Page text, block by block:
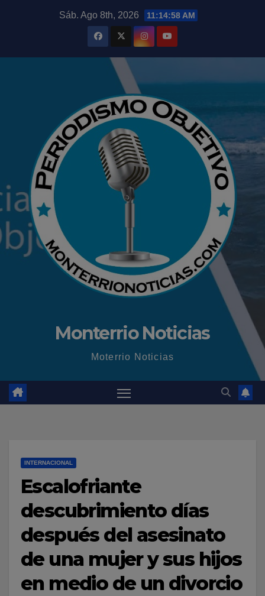
Sáb. Ago 8th, 2026 11:14:59 AM
Monterrio Noticias
Moterrio Noticias
INTERNACIONAL
Escalofriante
descubrimiento días
después del asesinato
de una mujer y sus hijos
en medio de un divorcio
modal-check